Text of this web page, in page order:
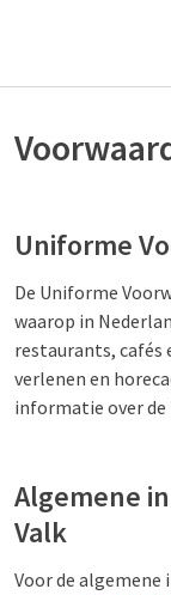
Uniforme
De Uniforme
waarop in
restaurants, cafés
verlenen en
informatie over de
Algemene
Valk
Voor de algemene